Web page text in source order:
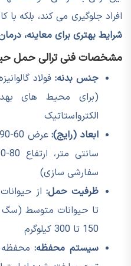
افراد جلوگیری می کند، بلکه
شرایط بهتری برای معاینه،
مشخصات فنی ترالی حمل
جنس بدنه: فولاد
(برای محیط های
الکترواستاتیک
ابعاد (رایج):
سفارشی سازی)
ظرفیت حمل: از
تا حیوانات متوسط (سگ
150 تا 300 کیلوگرم
سیستم محفظه:محفظه